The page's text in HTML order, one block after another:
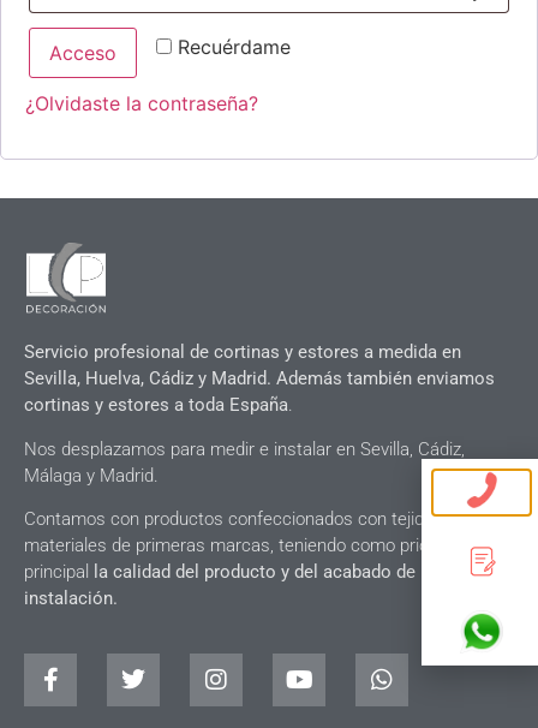
Recuérdame
Acceso
¿Olvidaste la contraseña?
Servicio profesional de cortinas y estores a medida en
Sevilla, Huelva, Cádiz y Madrid. Además también enviamos
cortinas y estores a toda España.
Nos desplazamos para medir e instalar en Sevilla, Cádiz,
Málaga y Madrid.
Contamos con productos confeccionados con tejidos y
materiales de primeras marcas, teniendo como prioridad
principal
la calidad del producto y del acabado de la
instalación.